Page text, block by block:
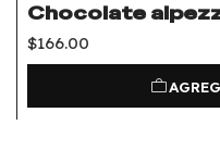
Chocolate
$166.00